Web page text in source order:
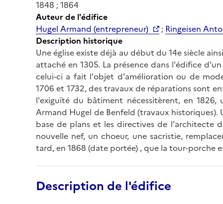
1848 ; 1864
Auteur de l'édifice
Hugel Armand (entrepreneur)
; Ringeisen
Description historique
Une église existe déjà au début du 14e siècle
attaché en 1305. La présence dans l'édifice
celui-ci a fait l'objet d'amélioration ou de
1706 et 1732, des travaux de réparations sont
l'exiguïté du bâtiment nécessitèrent, en
Armand Hugel de Benfeld (travaux historiques).
base de plans et les directives de l'architecte
nouvelle nef, un choeur, une sacristie,
tard, en 1868 (date portée) , que la tour-porche
Description de l'édifice